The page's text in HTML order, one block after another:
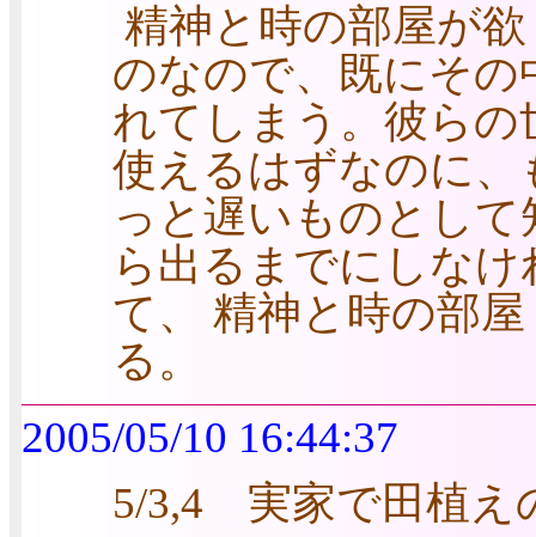
精神と時の部屋が
のなので、既にそ
れてしまう。彼ら
使えるはずなのに
っと遅いものとし
ら出るまでにしな
て、 精神と時の部
る。
2005/05/10 16:44:37
5/3,4 実家で田植え